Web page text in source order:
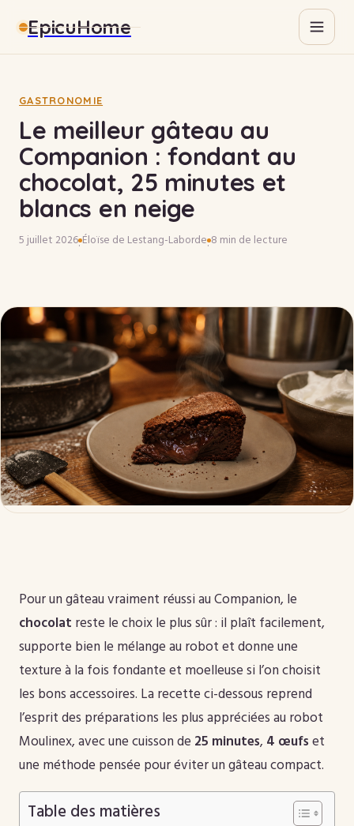
EpicuHome
Gastronomie
Maison
Bricolage
Immobilier
GASTRONOMIE
Le meilleur gâteau au
Companion : fondant au
chocolat, 25 minutes et
blancs en neige
5 juillet 2026·Éloïse de Lestang-Laborde·8 min de lecture
Pour un gâteau vraiment réussi au Companion, le
chocolat reste le choix le plus sûr : il plaît facilement,
supporte bien le mélange au robot et donne une
texture à la fois fondante et moelleuse si l’on choisit
les bons accessoires. La recette ci-dessous reprend
l’esprit des préparations les plus appréciées au robot
Moulinex, avec une cuisson de 25 minutes, 4 œufset
une méthode pensée pour éviter un gâteau compact.
Table des matières